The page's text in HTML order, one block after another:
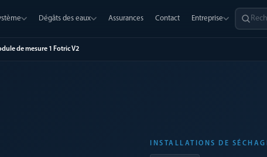
Dégâts des eaux Assurances Contact Entreprise
de mesure 1 Fotric V2
INSTALLATIONS DE